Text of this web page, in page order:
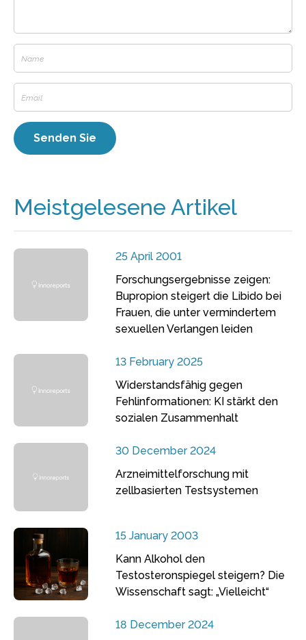
Meistgelesene Artikel
25 April 2001
Forschungsergebnisse zeigen:
Bupropion steigert die Libido bei
Frauen, die unter vermindertem
sexuellen Verlangen leiden
13 February 2025
Widerstandsfähig gegen
Fehlinformationen: KI stärkt den
sozialen Zusammenhalt
30 December 2024
Arzneimittelforschung mit
zellbasierten Testsystemen
15 January 2003
Kann Alkohol den
Testosteronspiegel steigern? Die
Wissenschaft sagt: „Vielleicht“
18 December 2024